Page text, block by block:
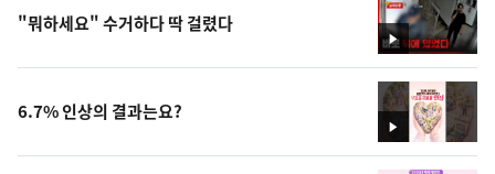
영
상
"뭐하세요" 수거하다 딱 걸렸다
영
상
6.7% 인상의 결과는요?